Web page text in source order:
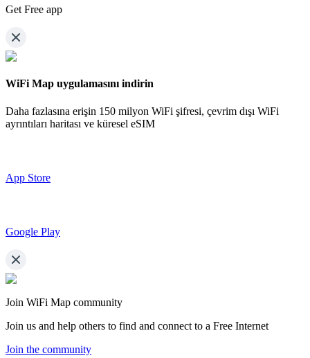
Get Free app
WiFi Map uygulamasını indirin
Daha fazlasına erişin 150 milyon WiFi şifresi, çevrim dışı WiFi
ayrıntıları haritası ve küresel eSIM
App Store
Google Play
Join WiFi Map community
Join us and help others to find and connect to a Free Internet
Join the community